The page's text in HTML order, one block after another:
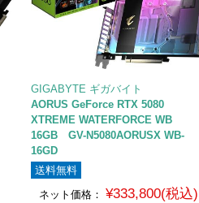
GIGABYTE ギガバイト
AORUS GeForce RTX 5080
XTREME WATERFORCE WB
16GB GV-N5080AORUSX WB-
16GD
送料無料
ネット価格：
¥333,800(税込)